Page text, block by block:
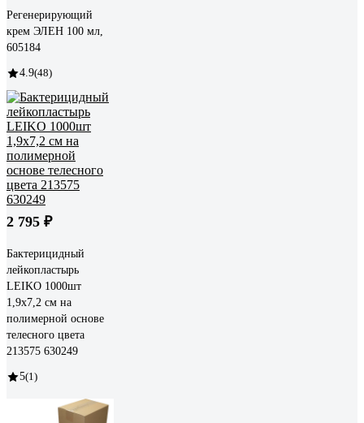
Регенерирующий
крем ЭЛЕН 100 мл,
605184
4.9(48)
2 795 ₽
Бактерицидный
лейкопластырь
LEIKO 1000шт
1,9х7,2 см на
полимерной основе
телесного цвета
213575 630249
5(1)